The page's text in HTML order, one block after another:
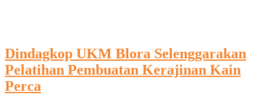
Dindagkop UKM Blora Selenggarakan
Pelatihan Pembuatan Kerajinan Kain
Perca